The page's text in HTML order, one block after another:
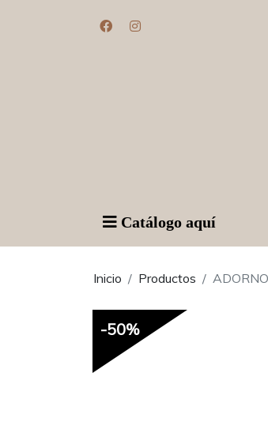
Catálogo aquí
Inicio Productos
-50%